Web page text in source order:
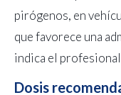
pirógenos, en
que favorece una
indica el profesional
Dosis